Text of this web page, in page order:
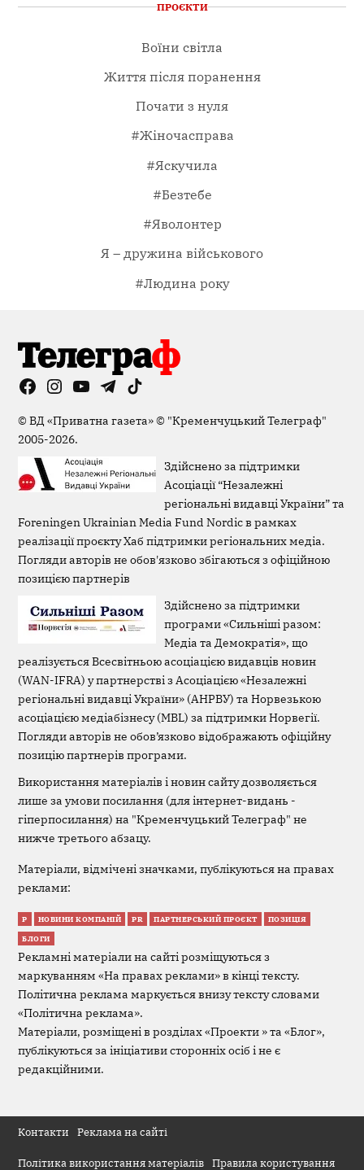
ПРОЄКТИ
Воїни світла
Життя після поранення
Почати з нуля
#Жіночасправа
#Яскучила
#Безтебе
#Яволонтер
Я – дружина військового
#Людина року
FacebookInstagram
YouTubeTelegramTikTok
©ВД «Приватна газета»© "Кременчуцький Телеграф"
2005-2026.
Здійснено за підтримки
Асоціації “Незалежні
регіональні видавці України” та
Foreningen Ukrainian Media Fund Nordic в рамках
реалізації проєкту Хаб підтримки регіональних медіа.
Погляди авторів не обов'язково збігаються з офіційною
позицією партнерів
Здійснено за підтримки
програми «Сильніші разом:
Медіа та Демократія», що
реалізується Всесвітньою асоціацією видавців новин
(WAN-IFRA) у партнерстві з Асоціацією «Незалежні
регіональні видавці України» (АНРВУ) та Норвезькою
асоціацією медіабізнесу (MBL) за підтримки Норвегії.
Погляди авторів не обов’язково відображають офіційну
позицію партнерів програми.
Використання матеріалів і новин сайту дозволяється
лише за умови посилання (для інтернет-видань -
гіперпосилання) на "Кременчуцький Телеграф" не
нижче третього абзацу.
Матеріали, відмічені значками, публікуються на правах
реклами:
Р НОВИНИ КОМПАНІЙ PR ПАРТНЕРСЬКИЙ ПРОЄКТ ПОЗИЦІЯ
БЛОГИ
Рекламні матеріали на сайті розміщуються з
маркуванням «На правах реклами» в кінці тексту.
Політична реклама маркується внизу тексту словами
«Політична реклама».
Матеріали, розміщені в розділах «Проекти » та «Блог»,
публікуються за ініціативи сторонніх осіб і не є
редакційними.
Контакти Реклама на сайті
Політика використання матеріалів Правила користування